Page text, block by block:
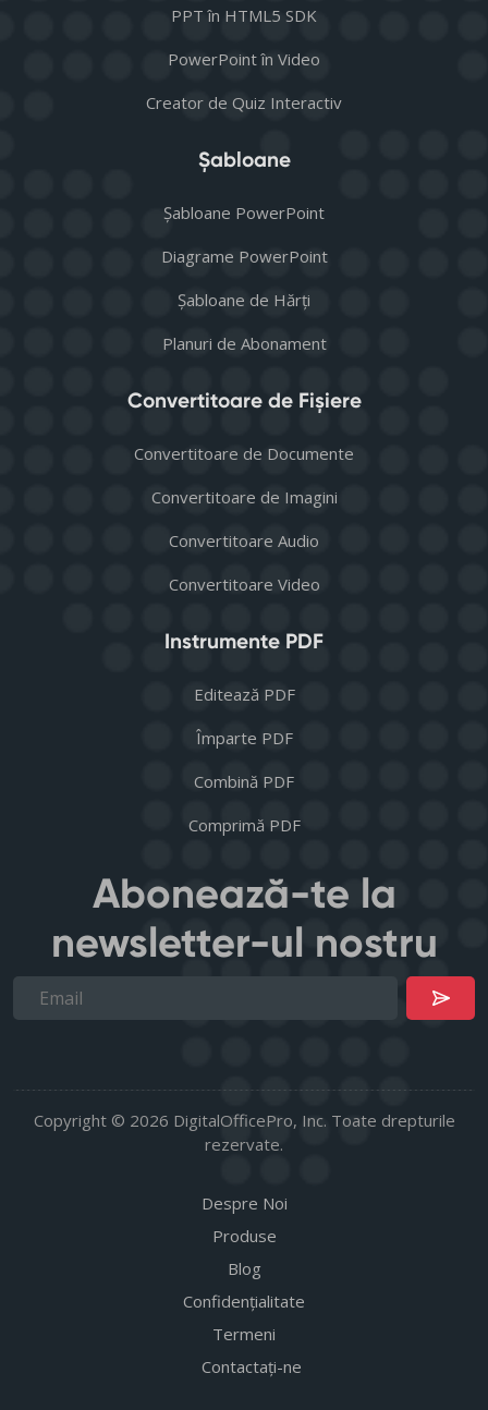
PPT în HTML5 SDK
PowerPoint în Video
Creator de Quiz Interactiv
Șabloane
Șabloane PowerPoint
Diagrame PowerPoint
Șabloane de Hărți
Planuri de Abonament
Convertitoare de Fișiere
Convertitoare de Documente
Convertitoare de Imagini
Convertitoare Audio
Convertitoare Video
Instrumente PDF
Editează PDF
Împarte PDF
Combină PDF
Comprimă PDF
Abonează-te la
newsletter-ul nostru
Copyright © 2026 DigitalOfficePro, Inc. Toate drepturile
rezervate.
Despre Noi
Produse
Blog
Confidențialitate
Termeni
Contactați-ne